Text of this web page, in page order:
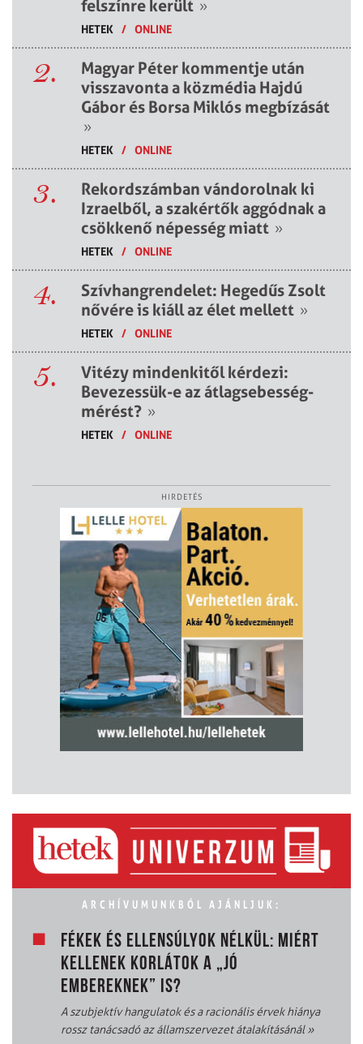
felszínre került »
HETEK / ONLINE
2.
Magyar Péter kommentje után
visszavonta a közmédia Hajdú
Gábor és Borsa Miklós megbízását
»
HETEK / ONLINE
3.
Rekordszámban vándorolnak ki
Izraelből, a szakértők aggódnak a
csökkenő népesség miatt »
HETEK / ONLINE
4.
Szívhangrendelet: Hegedűs Zsolt
nővére is kiáll az élet mellett »
HETEK / ONLINE
5.
Vitézy mindenkitől kérdezi:
Bevezessük-e az átlagsebesség-
mérést? »
HETEK / ONLINE
HIRDETÉS
ARCHÍVUMUNKBÓL AJÁNLJUK:
FÉKEK ÉS ELLENSÚLYOK NÉLKÜL: MIÉRT
KELLENEK KORLÁTOK A „JÓ
EMBEREKNEK” IS?
A szubjektív hangulatok és a racionális érvek hiánya
rossz tanácsadó az államszervezet átalakításánál»